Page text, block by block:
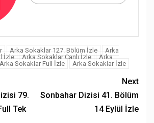
Arka Sokaklar 127. Bölüm İzle
Arka
İzle
Arka Sokaklar Canlı İzle
Arka
Arka Sokaklar Full İzle Arka Sokaklar İzle
79.
Tek
Next
Sonbahar Dizisi 41. Bölüm
14 Eylül İzle